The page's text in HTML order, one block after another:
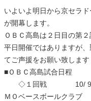
いよいよ明日から京セラ
が開幕します。
ＯＢＣ高島は２日目の第
平日開催ではありますが
てご声援をお願い致します
■ＯＢＣ高島試合日程
◇１回戦 10/ 9 （
ＭＯベースボールクラブ